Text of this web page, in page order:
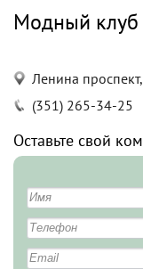
Модный клуб
Ленина
(351) 265-34-25
Оставьте свой